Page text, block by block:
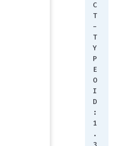
C
T
-
T
Y
P
E
O
I
D
:
1
.